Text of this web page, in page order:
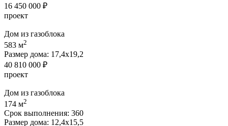
16 450 000 ₽
проект
Дом из газоблока
583 м2
Размер дома: 17,4х19,2
40 810 000 ₽
проект
Дом из газоблока
174 м2
Срок выполнения: 360
Размер дома: 12,4х15,5